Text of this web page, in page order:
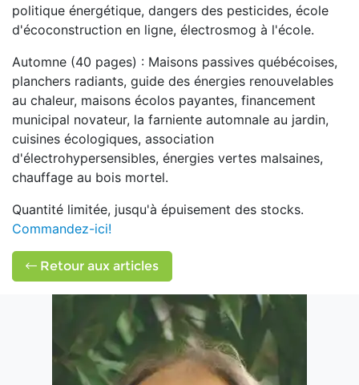
politique énergétique, dangers des pesticides, école
d'écoconstruction en ligne, électrosmog à l'école.
Automne (40 pages) : Maisons passives québécoises,
planchers radiants, guide des énergies renouvelables
au chaleur, maisons écolos payantes, financement
municipal novateur, la farniente automnale au jardin,
cuisines écologiques, association
d'électrohypersensibles, énergies vertes malsaines,
chauffage au bois mortel.
Quantité limitée, jusqu'à épuisement des stocks.
Commandez-ici!
Retour aux articles